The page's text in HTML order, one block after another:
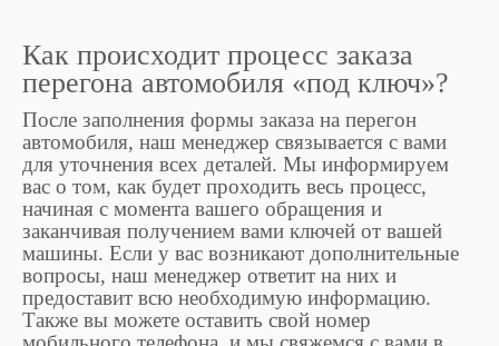
Как происходит процесс заказа
перегона автомобиля «под ключ»?
После заполнения формы заказа на перегон
автомобиля, наш менеджер связывается с вами
для уточнения всех деталей. Мы информируем
вас о том, как будет проходить весь процесс,
начиная с момента вашего обращения и
заканчивая получением вами ключей от вашей
машины. Если у вас возникают дополнительные
вопросы, наш менеджер ответит на них и
предоставит всю необходимую информацию.
Также вы можете оставить свой номер